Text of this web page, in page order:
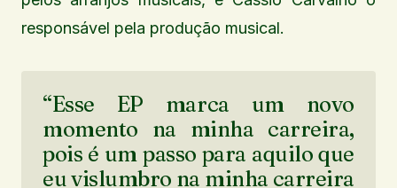
responsável pela produção musical.
“Esse EP marca um novo
momento na minha carreira,
pois é um passo para aquilo que
eu vislumbro na minha carreira